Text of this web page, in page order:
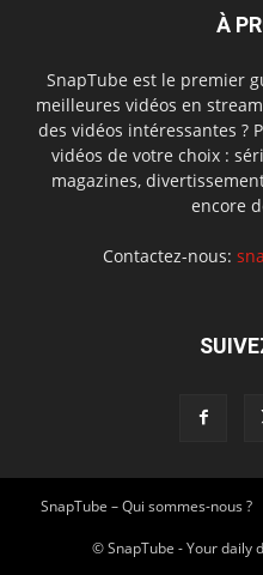
À
SnapTube est le premier
meilleures vidéos en
des vidéos intéressantes ?
vidéos de votre choix :
magazines,
encore
Contactez-nous:
SnapTube – Qui sommes-nous ?
© SnapTube - Your daily